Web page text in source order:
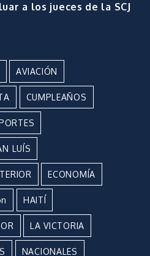
a los jueces de la SCJ
AVIACIÓN
CUMPLEAÑOS
LUÍS
ECONOMÍA
HAITÍ
LA VICTORIA
NACIONALES